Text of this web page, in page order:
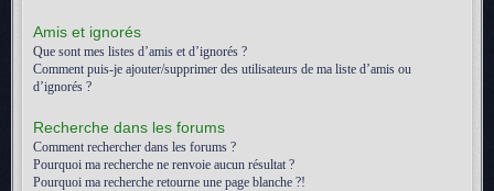
Amis et ignorés
Que sont mes listes d’amis et d’ignorés ?
Comment puis-je ajouter/supprimer des utilisateurs de ma liste d’amis ou
d’ignorés ?
Recherche dans les forums
Comment rechercher dans les forums ?
Pourquoi ma recherche ne renvoie aucun résultat ?
Pourquoi ma recherche retourne une page blanche ?!